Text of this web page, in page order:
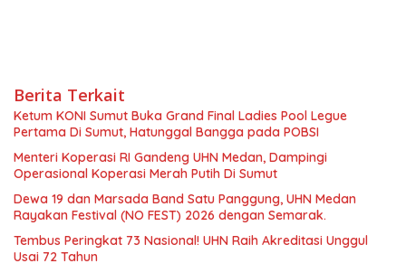
Berita Terkait
Ketum KONI Sumut Buka Grand Final Ladies Pool Legue
Pertama Di Sumut, Hatunggal Bangga pada POBSI
Menteri Koperasi RI Gandeng UHN Medan, Dampingi
Operasional Koperasi Merah Putih Di Sumut
Dewa 19 dan Marsada Band Satu Panggung, UHN Medan
Rayakan Festival (NO FEST) 2026 dengan Semarak.
Tembus Peringkat 73 Nasional! UHN Raih Akreditasi Unggul
Usai 72 Tahun